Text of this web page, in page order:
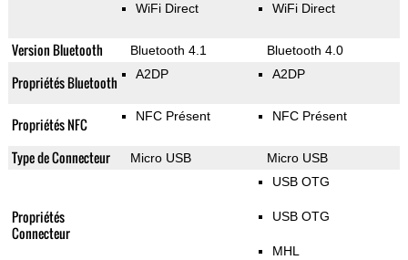
WiFi Direct WiFi Direct
Version Bluetooth Bluetooth 4.1 Bluetooth 4.0
Propriétés Bluetooth A2DP A2DP
Propriétés NFC NFC Présent NFC Présent
Type de Connecteur Micro USB Micro USB
Propriétés
Connecteur
USB OTG
USB OTG
MHL